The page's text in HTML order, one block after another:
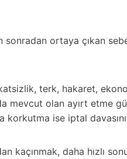
ortaya çıkan
terk, hakaret,
mevcut olan ayırt etme
korkutma ise iptal
kaçınmak, daha hızlı